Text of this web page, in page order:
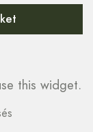
this widget.